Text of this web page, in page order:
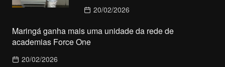
20/02/2026
Maringá ganha mais uma unidade da rede de
academias Force One
20/02/2026